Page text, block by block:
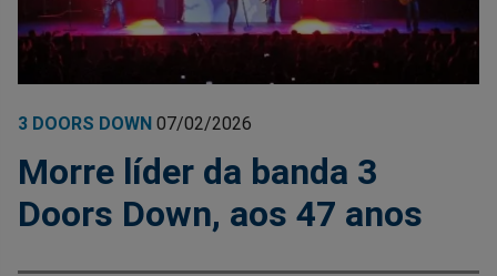
3 DOORS DOWN 07/02/2026
Morre líder da banda 3
Doors Down, aos 47 anos